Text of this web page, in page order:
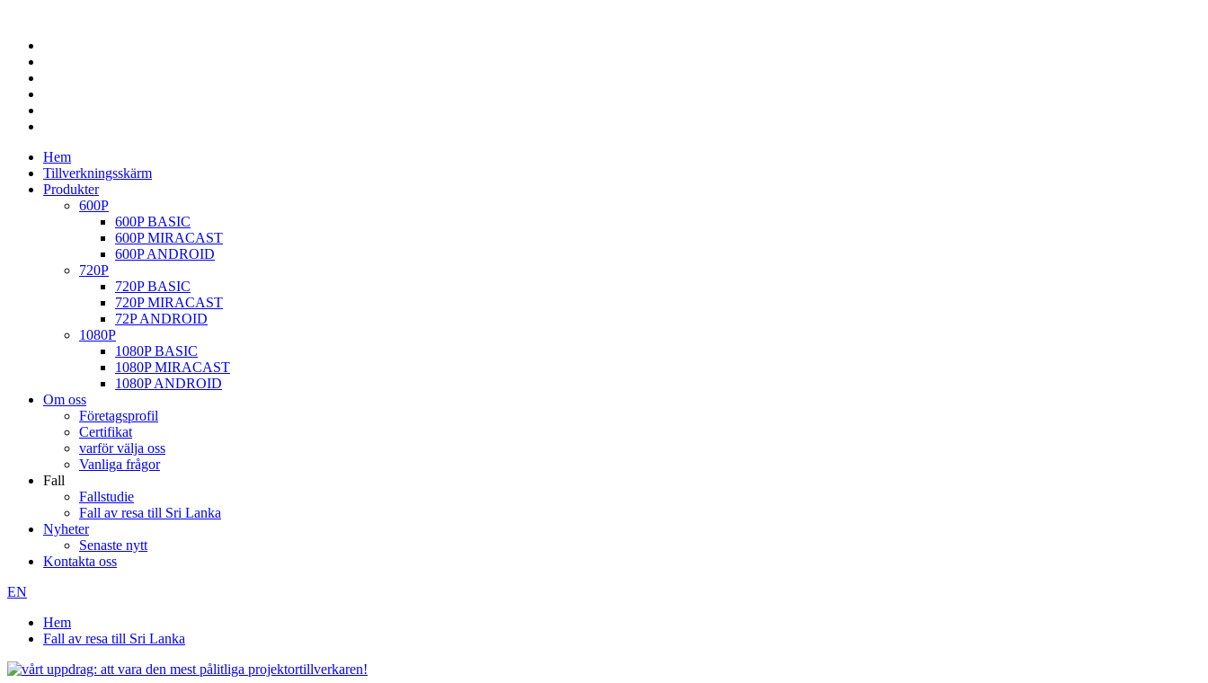
Hem
Tillverkningsskärm
Produkter
600P
600P BASIC
600P MIRACAST
600P ANDROID
720P
720P BASIC
720P MIRACAST
72P ANDROID
1080P
1080P BASIC
1080P MIRACAST
1080P ANDROID
Om oss
Företagsprofil
Certifikat
varför välja oss
Vanliga frågor
Fall
Fallstudie
Fall av resa till Sri Lanka
Nyheter
Senaste nytt
Kontakta oss
EN
Hem
Fall av resa till Sri Lanka